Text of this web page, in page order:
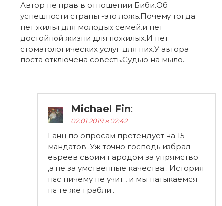
Автор не прав в отношении Биби.Об
успешности страны -это ложь.Почему тогда
нет жилья для молодых семей.и нет
достойной жизни для пожилых.И нет
стоматологических услуг для них.У автора
поста отключена совесть.Судью на мыло.
Michael Fin:
02.01.2019 в 02:42
Ганц по опросам претендует на 15
мандатов .Уж точно господь избрал
евреев своим народом за упрямство
,а не за умственные качества . История
нас ничему не учит , и мы натыкаемся
на те же грабли .